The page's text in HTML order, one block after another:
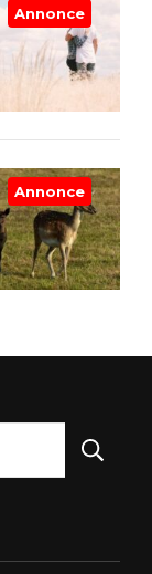
Annonce
Annonce